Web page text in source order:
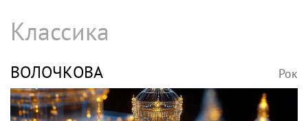
Классика
ВОЛОЧКОВА Рок